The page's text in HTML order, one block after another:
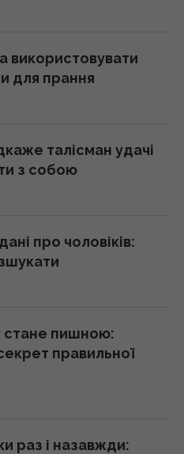
печері
Туреччини
- The Telegraph
по Росії можуть
використовувати
для прання
талісман удачі
з собою
про чоловіків:
стане пишною:
правильної
раз і назавжди: